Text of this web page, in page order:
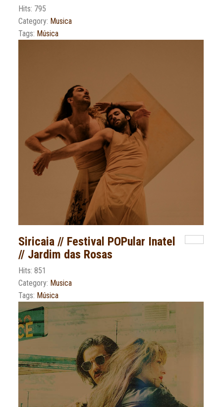
Hits: 795
Category: Musica
Tags: Música
Siricaia // Festival POPular Inatel
// Jardim das Rosas
Hits: 851
Category: Musica
Tags: Música